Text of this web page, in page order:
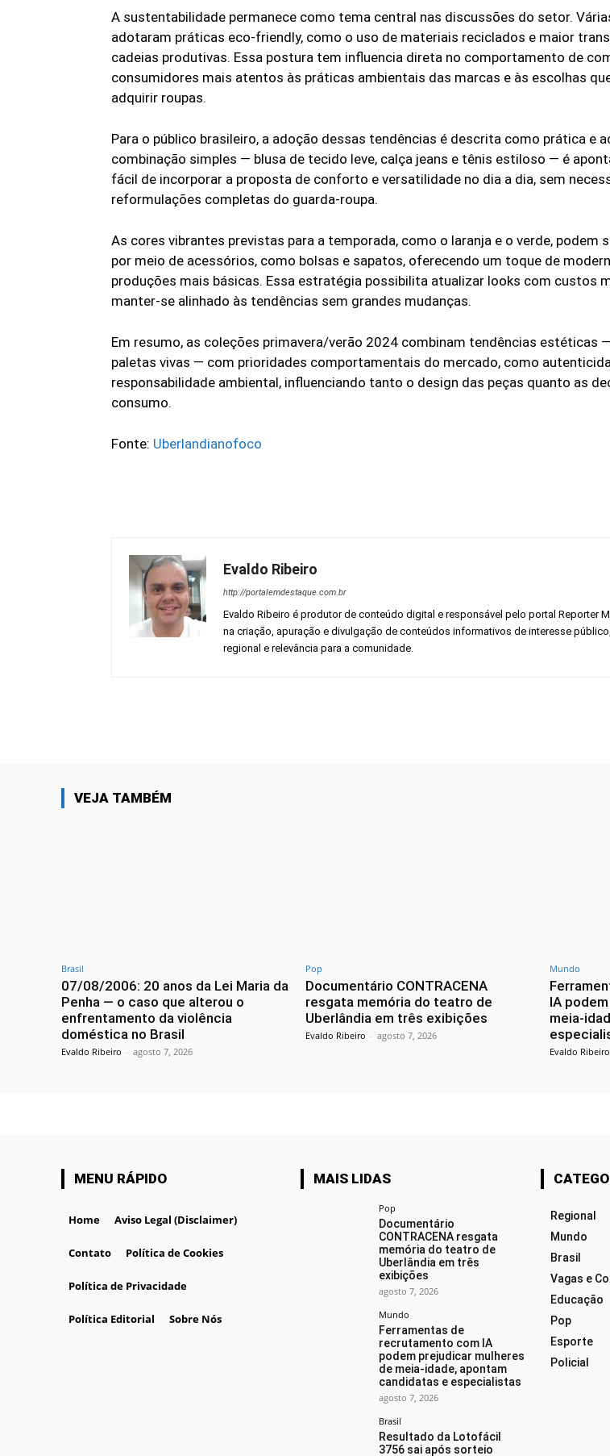
A sustentabilidade permanece como tema central nas discussões do setor.
adotaram práticas eco-friendly, como o uso de materiais reciclados e maior
cadeias produtivas. Essa postura tem influencia direta no comportamento de
consumidores mais atentos às práticas ambientais das marcas e às escolhas
adquirir roupas.
Para o público brasileiro, a adoção dessas tendências é descrita como prática e
combinação simples — blusa de tecido leve, calça jeans e tênis estiloso — é
fácil de incorporar a proposta de conforto e versatilidade no dia a dia, sem
reformulações completas do guarda-roupa.
As cores vibrantes previstas para a temporada, como o laranja e o verde, podem
por meio de acessórios, como bolsas e sapatos, oferecendo um toque de
produções mais básicas. Essa estratégia possibilita atualizar looks com custos
manter-se alinhado às tendências sem grandes mudanças.
Em resumo, as coleções primavera/verão 2024 combinam tendências estéticas
paletas vivas — com prioridades comportamentais do mercado, como
responsabilidade ambiental, influenciando tanto o design das peças quanto as
consumo.
Fonte: Uberlandianofoco
Evaldo Ribeiro
http://portalemdestaque.com.br
Evaldo Ribeiro é produtor de conteúdo digital e responsável pelo portal Reporter
na criação, apuração e divulgação de conteúdos informativos de interesse
regional e relevância para a comunidade.
VEJA TAMBÉM
Brasil
07/08/2006: 20 anos da Lei Maria da
Penha — o caso que alterou o
enfrentamento da violência
doméstica no Brasil
Evaldo Ribeiro - agosto 7, 2026
Pop
Documentário CONTRACENA
resgata memória do teatro de
Uberlândia em três exibições
Evaldo Ribeiro - agosto 7, 2026
Mundo
IA
meia-
Evaldo Ribeiro
MENU RÁPIDO
Home Aviso Legal (Disclaimer)
Contato Política de Cookies
Política de Privacidade
Política Editorial Sobre Nós
MAIS LIDAS
Pop
Documentário
CONTRACENA resgata
memória do teatro de
Uberlândia em três
exibições
agosto 7, 2026
Mundo
Ferramentas de
recrutamento com IA
podem prejudicar mulheres
de meia-idade, apontam
candidatas e especialistas
agosto 7, 2026
Brasil
Resultado da Lotofácil
3756 sai após sorteio
Regional
Mundo
Brasil
Vagas e
Educação
Pop
Esporte
Policial